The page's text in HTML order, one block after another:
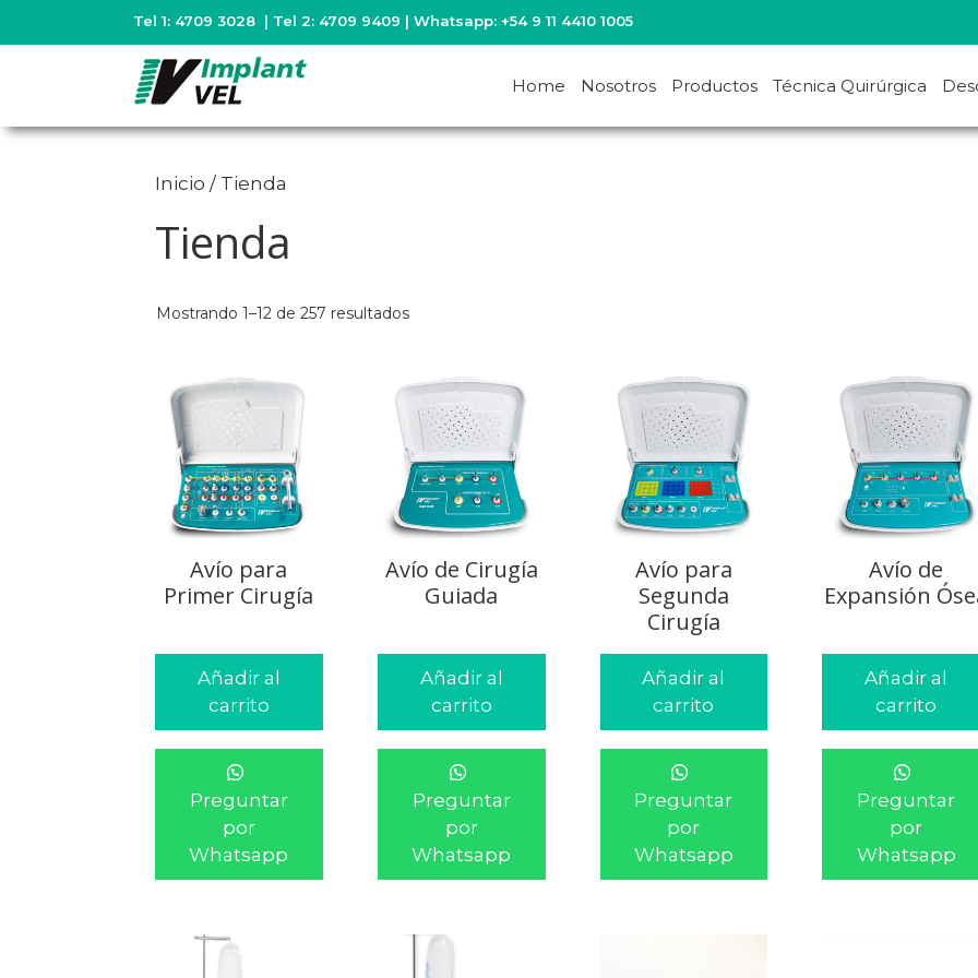
al
Tel 1: 4709 3028 | Tel 2: 4709 9409 | Whatsapp: +54 9 11 4410 1005
Home Nosotros Productos Técnica Quirúrgica
Inicio / Tienda
Tienda
Mostrando 1–12 de 257 resultados
Avío para
Primer Cirugía
Añadir al
carrito
Preguntar
por
Whatsapp
Avío de Cirugía
Guiada
Añadir al
carrito
Preguntar
por
Whatsapp
Avío para
Segunda
Cirugía
Añadir al
carrito
Preguntar
por
Whatsapp
Avío de
Expansión
Añadir al
carrito
Preguntar
por
Whatsapp